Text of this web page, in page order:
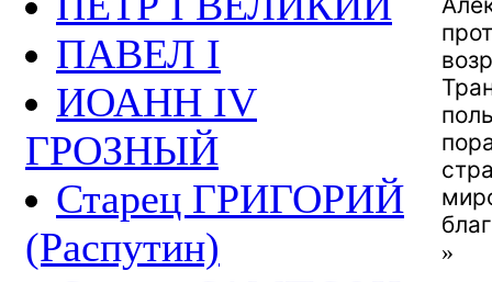
ПАВЕЛ I
ИОАНН IV
ГРОЗНЫЙ
Старец ГРИГОРИЙ
(Распутин)
»